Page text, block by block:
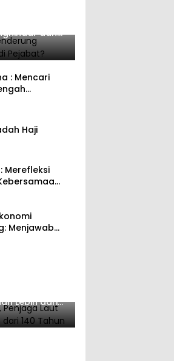
dan
: Mencari
Haji
: Merefleksi
Sifat
Menjawab
Penjaga
Lebih dari